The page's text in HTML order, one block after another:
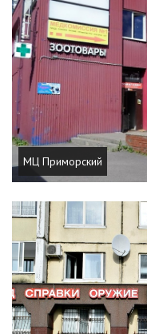
МЦ Приморский